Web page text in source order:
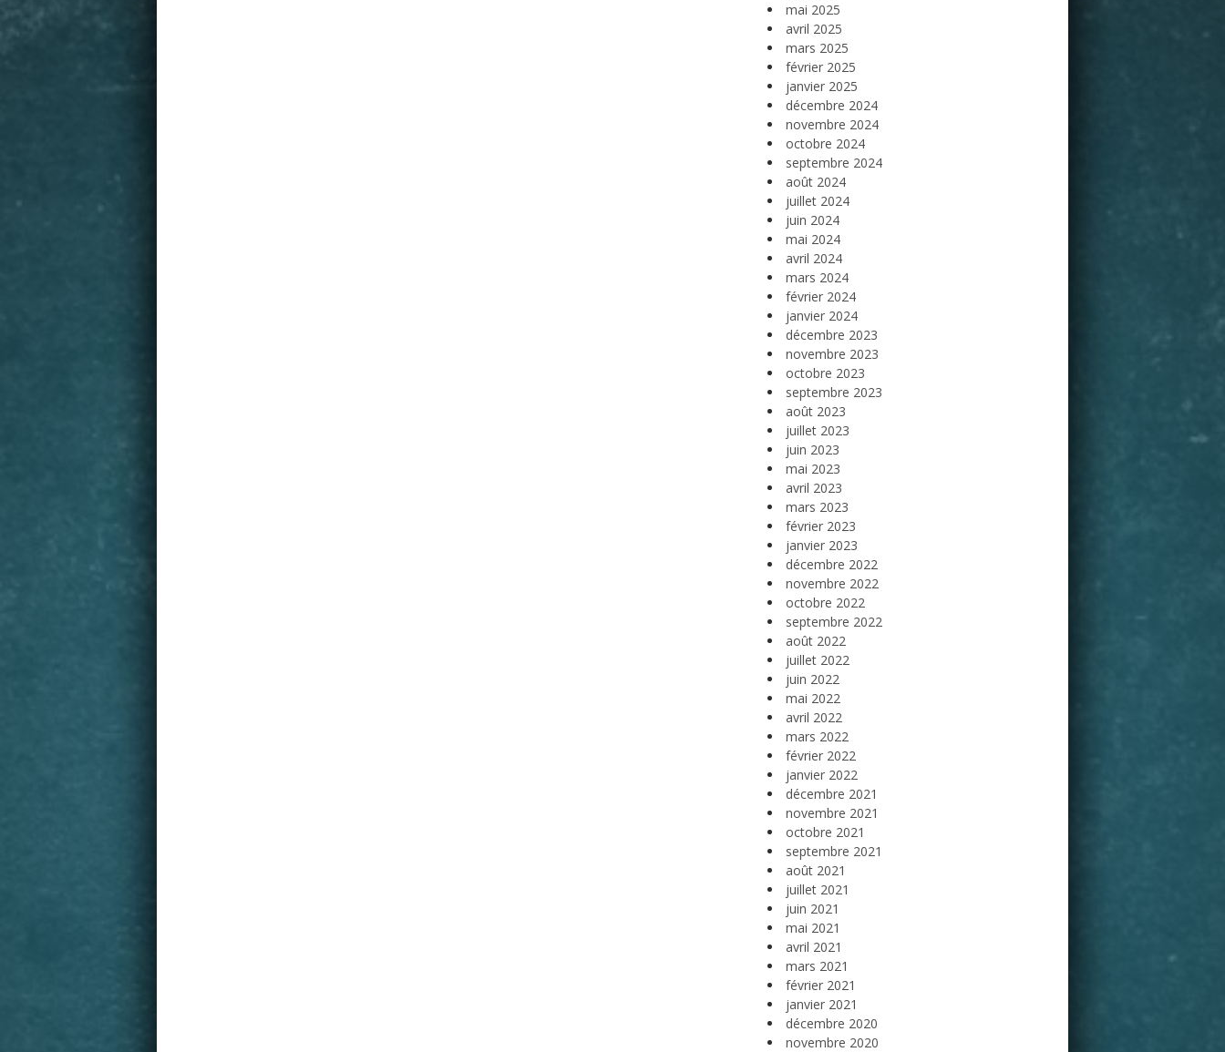
mai 2025
avril 2025
mars 2025
février 2025
janvier 2025
décembre 2024
novembre 2024
octobre 2024
septembre 2024
août 2024
juillet 2024
juin 2024
mai 2024
avril 2024
mars 2024
février 2024
janvier 2024
décembre 2023
novembre 2023
octobre 2023
septembre 2023
août 2023
juillet 2023
juin 2023
mai 2023
avril 2023
mars 2023
février 2023
janvier 2023
décembre 2022
novembre 2022
octobre 2022
septembre 2022
août 2022
juillet 2022
juin 2022
mai 2022
avril 2022
mars 2022
février 2022
janvier 2022
décembre 2021
novembre 2021
octobre 2021
septembre 2021
août 2021
juillet 2021
juin 2021
mai 2021
avril 2021
mars 2021
février 2021
janvier 2021
décembre 2020
novembre 2020